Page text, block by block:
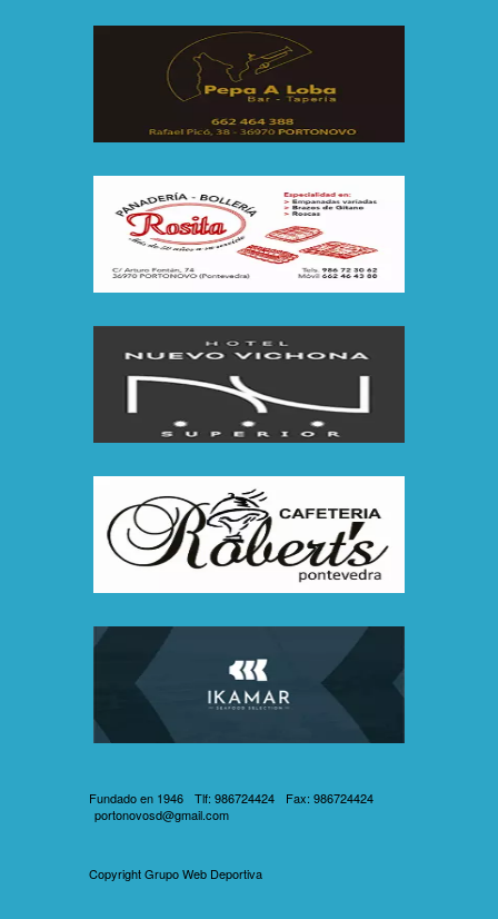
Fundado en 1946 Tlf: 986724424
Fax: 986724424
portonovosd@gmail.com
CopyrightGrupo Web Deportiva